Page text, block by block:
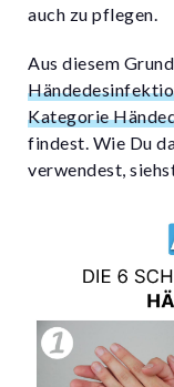
auch zu pflegen.
Aus diesem
Kategorie
findest. Wie Du
verwendest,